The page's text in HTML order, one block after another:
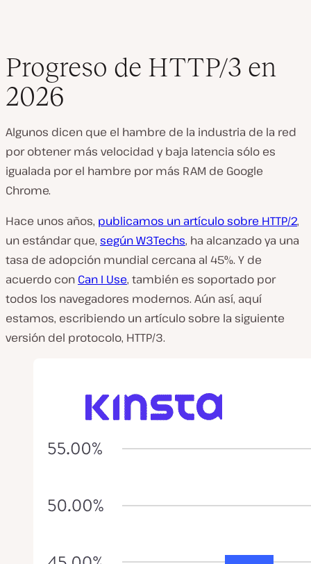
Progreso de HTTP/3 en
2026
Algunos dicen que el hambre de la industria de la red
por obtener más velocidad y baja latencia sólo es
igualada por el hambre por más RAM de Google
Chrome.
Hace unos años, publicamos un artículo sobre HTTP/2,
un estándar que, según W3Techs, ha alcanzado ya una
tasa de adopción mundial cercana al 45%. Y de
acuerdo con Can I Use, también es soportado por
todos los navegadores modernos. Aún así, aquí
estamos, escribiendo un artículo sobre la siguiente
versión del protocolo, HTTP/3.